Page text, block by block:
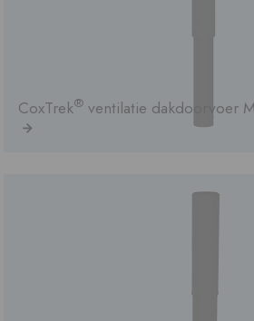
CoxTrek® ventilatie dakdoorvoer